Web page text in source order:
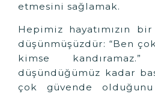
etmesini sağlamak.
Hepimiz hayatımızın
düşünmüşüzdür: “Ben
kimse
düşündüğümüz kadar
çok güvende olduğunu